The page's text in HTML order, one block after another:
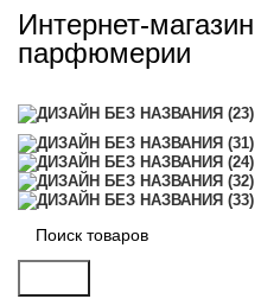
Интернет-магазин
парфюмерии